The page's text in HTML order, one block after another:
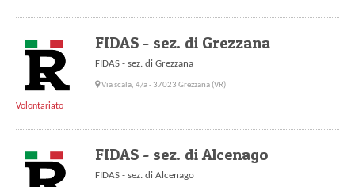
FIDAS - sez. di Grezzana
FIDAS - sez. di Grezzana
Via scala, 4/a - 37023 Grezzana (VR)
Volontariato
FIDAS - sez. di Alcenago
FIDAS - sez. di Alcenago